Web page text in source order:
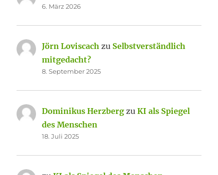
6. März 2026
Jörn Loviscach zu Selbstverständlich
mitgedacht?
8. September 2025
Dominikus Herzberg zuKI als Spiegel
des Menschen
18. Juli 2025